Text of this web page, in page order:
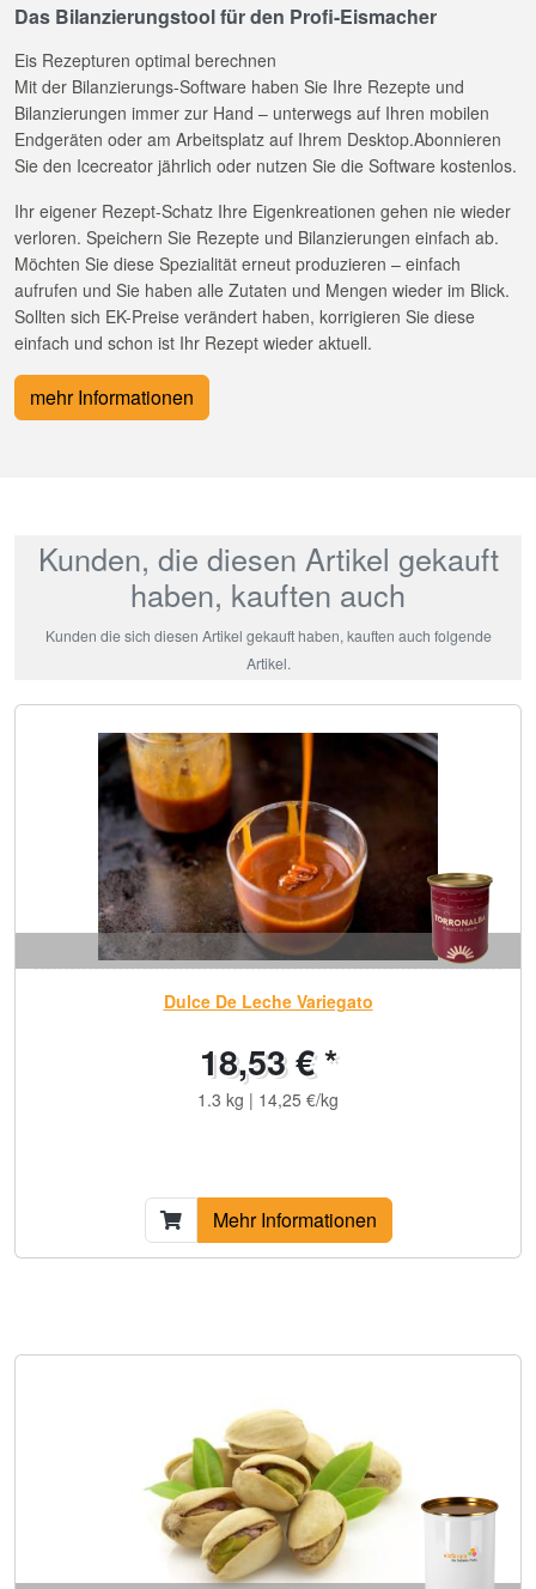
Das Bilanzierungstool für den Profi-Eismacher
Eis Rezepturen optimal berechnen
Mit der Bilanzierungs-Software haben Sie Ihre Rezepte und
Bilanzierungen immer zur Hand – unterwegs auf Ihren mobilen
Endgeräten oder am Arbeitsplatz auf Ihrem Desktop.Abonnieren
Sie den Icecreator jährlich oder nutzen Sie die Software kostenlos.
Ihr eigener Rezept-Schatz Ihre Eigenkreationen gehen nie wieder
verloren. Speichern Sie Rezepte und Bilanzierungen einfach ab.
Möchten Sie diese Spezialität erneut produzieren – einfach
aufrufen und Sie haben alle Zutaten und Mengen wieder im Blick.
Sollten sich EK-Preise verändert haben, korrigieren Sie diese
einfach und schon ist Ihr Rezept wieder aktuell.
mehr Informationen
Kunden, die diesen Artikel gekauft
haben, kauften auch
Kunden die sich diesen Artikel gekauft haben, kauften auch folgende
Artikel.
Dulce De Leche Variegato
18,53 € *
1.3 kg | 14,25 €/kg
Mehr Informationen